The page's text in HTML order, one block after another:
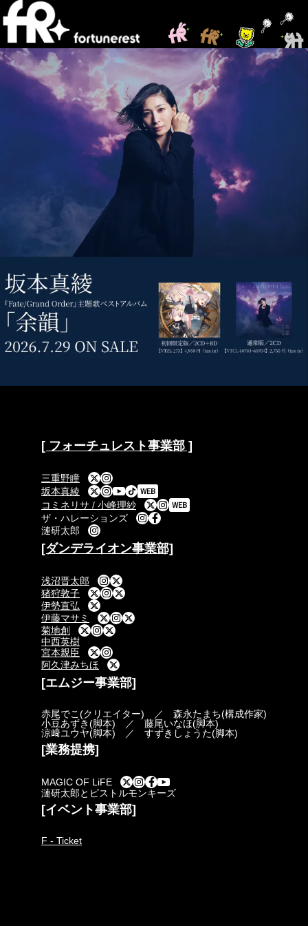
[ フォーチュレスト事業部 ]
三重野瞳
坂本真綾
コミネリサ / 小峰理紗
ザ・ハレーションズ
漣研太郎
[業務提携]
MAGIC OF LiFE
漣研太郎とピストルモンキーズ
[エムジー事業部]
赤尾でこ(クリエイター) ／ 森永たまち(構成作家)
小豆あずき(脚本) ／ 藤尾いなほ(脚本)
涼﨑ユウヤ(脚本) ／ すずきしょうた(脚本)
[ダンデライオン事業部]
浅沼晋太郎
猪狩敦子
伊勢直弘
伊藤マサミ
菊地創
中西英樹
宮本親臣
阿久津みちほ
[イベント事業部]
F - Ticket